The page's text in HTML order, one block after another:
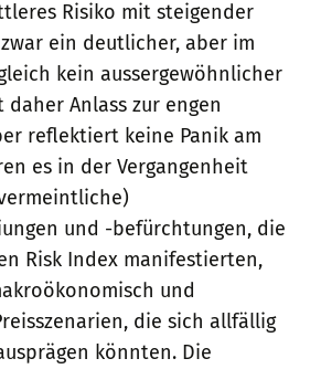
Risiko mit steigender
ein deutlicher, aber im
kein aussergewöhnlicher
Anlass zur engen
reflektiert keine Panik am
es in der Vergangenheit
und -befürchtungen, die
Risk Index manifestierten,
und
die sich allfällig
könnten. Die